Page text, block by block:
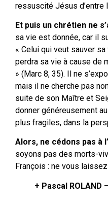
ressuscité Jésus d’entre
Et puis un chrétien ne
sa vie est donnée, car il
« Celui qui veut sauver
perdra sa vie à cause de
» (Marc 8, 35). Il ne
mais il ne cherche pas
suite de son Maître et
donner généreusement
plus fragiles, dans la
Alors, ne cédons pas à
soyons pas des morts-
François : ne vous
+ Pascal ROLAND